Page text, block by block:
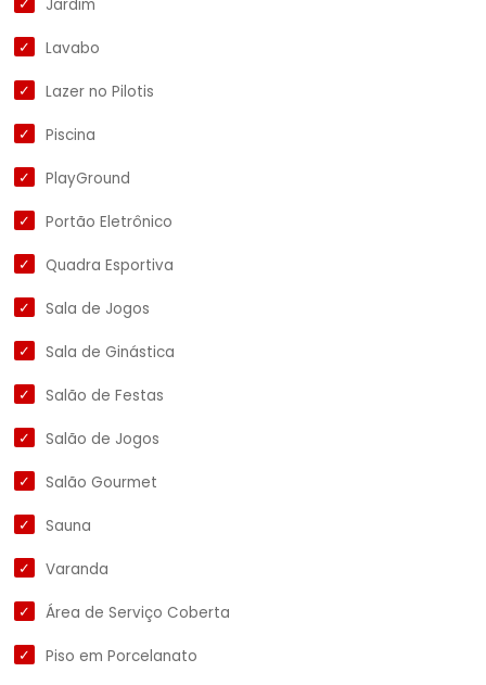
Jardim
Lavabo
Lazer no Pilotis
Piscina
PlayGround
Portão Eletrônico
Quadra Esportiva
Sala de Jogos
Sala de Ginástica
Salão de Festas
Salão de Jogos
Salão Gourmet
Sauna
Varanda
Área de Serviço Coberta
Piso em Porcelanato